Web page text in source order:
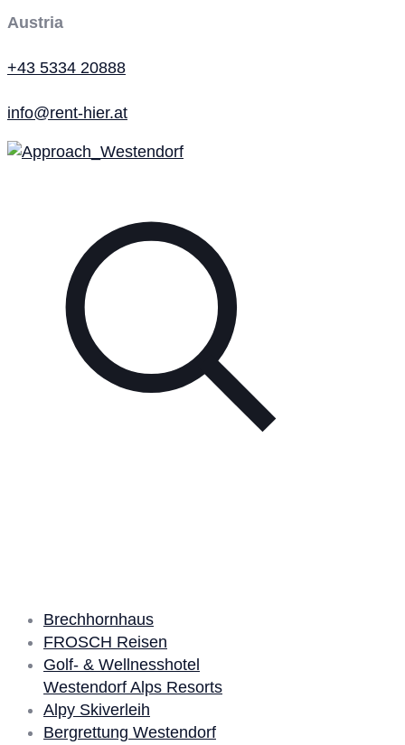
Austria
+43 5334 20888
info@rent-hier.at
Brechhornhaus
FROSCH Reisen
Golf- & Wellnesshotel
Westendorf Alps Resorts
Alpy Skiverleih
Bergrettung Westendorf